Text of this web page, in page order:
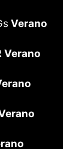
Verano
Verano